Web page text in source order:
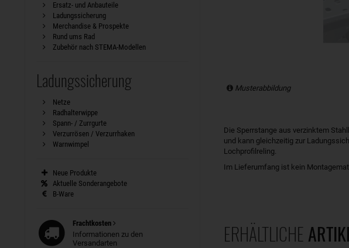
Musterabbildung
Die Sperrstange aus verzinktem
und kann gleichzeitig zur
Lochprofilreling.
Im Lieferumfang ist kein
ERHÄLTLICHE
Sortierung
Ersatz- und Anbauteile
Ladungssicherung
Merchandise & Prospekte
Rund ums Rad
Zubehör nach STEMA-Modellen
Ladungssicherung
Netze
Radhalterwippe
Spann- / Zurrgurte
Verzurrösen / Verzurrhaken
Warnwimpel
Neue Produkte
Aktuelle Sonderangebote
B-Ware
Frachtkosten
Informationen zu den
Versandarten